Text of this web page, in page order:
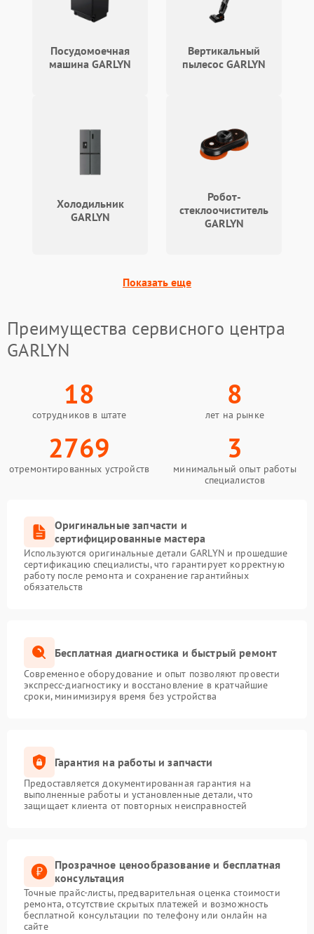
Посудомоечная
машина GARLYN
Вертикальный
пылесос GARLYN
Холодильник
GARLYN
Робот-
стеклоочиститель
GARLYN
Показать еще
Преимущества сервисного центра
GARLYN
18
сотрудников в штате
8
лет на рынке
2769
отремонтированных устройств
3
минимальный опыт работы
специалистов
Оригинальные запчасти и
сертифицированные мастера
Используются оригинальные детали GARLYN и прошедшие
сертификацию специалисты, что гарантирует корректную
работу после ремонта и сохранение гарантийных
обязательств
Бесплатная диагностика и быстрый ремонт
Современное оборудование и опыт позволяют провести
экспресс-диагностику и восстановление в кратчайшие
сроки, минимизируя время без устройства
Гарантия на работы и запчасти
Предоставляется документированная гарантия на
выполненные работы и установленные детали, что
защищает клиента от повторных неисправностей
Прозрачное ценообразование и бесплатная
консультация
Точные прайс-листы, предварительная оценка стоимости
ремонта, отсутствие скрытых платежей и возможность
бесплатной консультации по телефону или онлайн на
сайте